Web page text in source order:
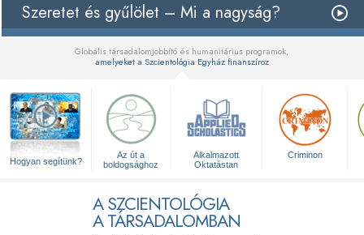
Szeretet és gyűlölet – Mi a nagyság?
Globális társadalomjobbító és humanitárius programok,
amelyeket a Szcientológia Egyház finanszíroz
Hogyan segítünk?
Az út a
boldogsághoz
Alkalmazott
Oktatástan
Criminon
A SZCIENTOLÓGIA
A TÁRSADALOMBAN